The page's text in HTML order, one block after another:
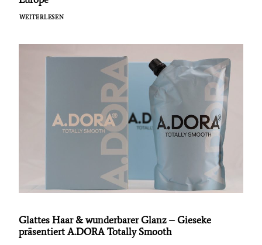
WEITERLESEN
Glattes Haar & wunderbarer Glanz – Gieseke
präsentiert A.DORA Totally Smooth